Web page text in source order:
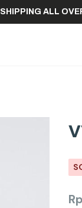
FREE SHIPPING
Rp